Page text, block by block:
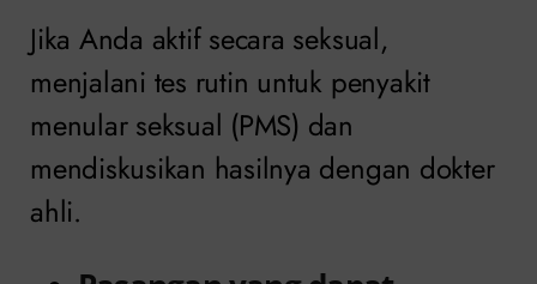
Jika Anda aktif secara seksual,
menjalani tes rutin untuk penyakit
menular seksual (PMS) dan
mendiskusikan hasilnya dengan dokter
ahli.